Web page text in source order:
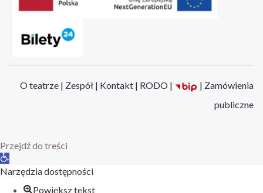
O teatrze | Zespół | Kontakt | RODO | | Zamówienia
publiczne
Przejdź do treści
Otwórz
pasek
narzędzi
Narzędzia dostępności
Powiększ tekst